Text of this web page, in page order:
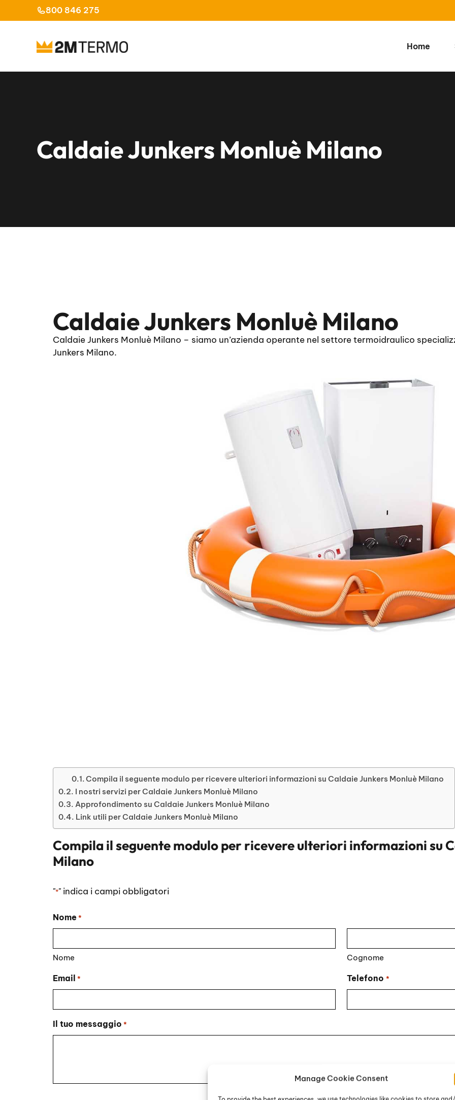
Manage Cookie Consent
al
800 846 275
Home
Caldaie Junkers Monluè Milano
Caldaie Junkers Monluè Milano
Caldaie Junkers Monluè Milano – siamo un’azienda operante nel settore termoidraulico
Junkers Milano.
Compila il seguente modulo per ricevere ulteriori informazioni su Caldaie Junkers Monluè Milano
I nostri servizi per Caldaie Junkers Monluè Milano
Approfondimento su Caldaie Junkers Monluè Milano
Link utili per Caldaie Junkers Monluè Milano
Compila il seguente modulo per ricevere ulteriori informazioni su
Milano
"*" indica i campi obbligatori
Nome *
Nome Cognome
Email * Telefono *
Il tuo messaggio *